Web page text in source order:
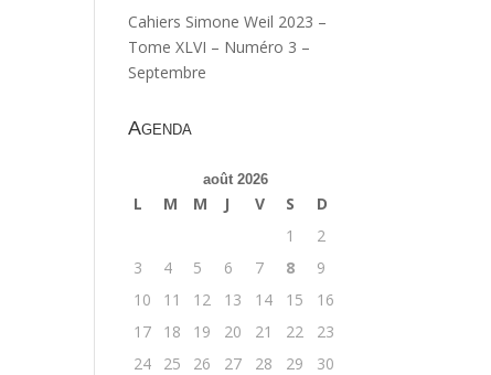
Cahiers Simone Weil 2023 –
Tome XLVI – Numéro 3 –
Septembre
Agenda
août 2026
L M M J V S
D
1
2
3
4 5 6 7 8
9
10
11 12 13 14 15
16
17
18 19 20 21 22
23
24
25 26 27 28 29
30